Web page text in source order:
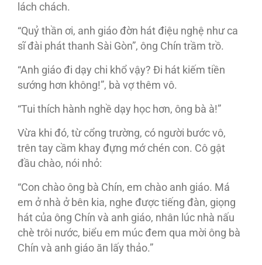
lách chách.
“Quỷ thần ơi, anh giáo đờn hát điệu nghệ như ca
sĩ đài phát thanh Sài Gòn”, ông Chín trầm trồ.
“Anh giáo đi dạy chi khổ vậy? Đi hát kiếm tiền
sướng hơn không!”, bà vợ thêm vô.
“Tui thích hành nghề dạy học hơn, ông bà à!”
Vừa khi đó, từ cổng trường, có người bước vô,
trên tay cầm khay đựng mớ chén con. Cô gật
đầu chào, nói nhỏ:
“Con chào ông bà Chín, em chào anh giáo. Má
em ở nhà ở bên kia, nghe được tiếng đàn, giọng
hát của ông Chín và anh giáo, nhân lúc nhà nấu
chè trôi nước, biểu em múc đem qua mời ông bà
Chín và anh giáo ăn lấy thảo.”